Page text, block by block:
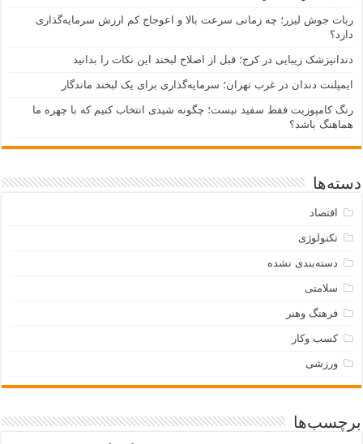
ربات جوش لیزر؛ چه زمانی سرعت بالا و اعوجاج کم ارزش سرمایه‌گذاری
دارد؟
دندانپزشک زیبایی در کرج؛ قبل از اصلاح لبخند این نکات را بدانید
ایمپلنت دندان در غرب تهران؛ سرمایه‌گذاری برای یک لبخند ماندگار
رنگ کامپوزیت فقط سفید نیست؛ چگونه شیدی انتخاب کنیم که با چهره ما
هماهنگ باشد؟
دسته‌ها
اقتصاد
تکنولوژی
دسته‌بندی نشده
سلامتی
فرهنگ وهنر
کسب وکار
ورزشی
برچسب‌ها